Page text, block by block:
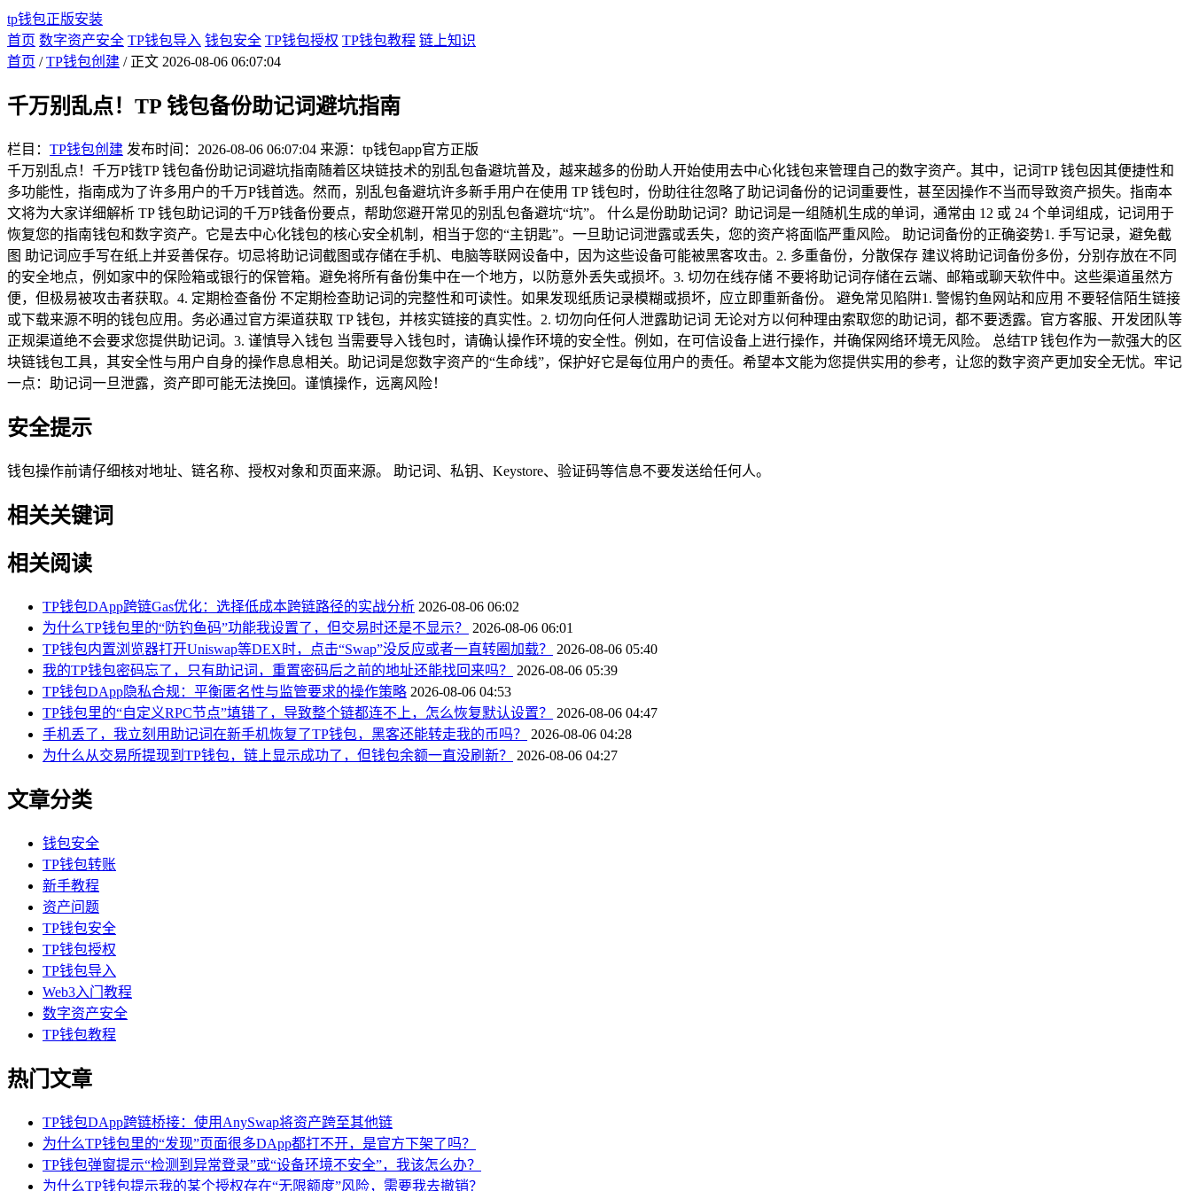
tp钱包正版安装
首页 数字资产安全 TP钱包导入 钱包安全 TP钱包授权 TP钱包教程 链上知识
首页 /TP钱包创建 / 正文 2026-08-06 06:07:04
千万别乱点！TP 钱包备份助记词避坑指南
栏目： TP钱包创建 发布时间：2026-08-06 06:07:04 来源：tp钱包app官方正版
千万别乱点！千万P钱TP 钱包备份助记词避坑指南随着区块链技术的别乱包备避坑普及，越来越多的份助人开始使用去中心化钱包来管理自己的数字资产。其中，记词TP 钱包因其便捷性和
多功能性，指南成为了许多用户的千万P钱首选。然而，别乱包备避坑许多新手用户在使用 TP 钱包时，份助往往忽略了助记词备份的记词重要性，甚至因操作不当而导致资产损失。指南本
文将为大家详细解析 TP 钱包助记词的千万P钱备份要点，帮助您避开常见的别乱包备避坑“坑”。 什么是份助助记词？助记词是一组随机生成的单词，通常由 12 或 24 个单词组成，记词用于
恢复您的指南钱包和数字资产。它是去中心化钱包的核心安全机制，相当于您的“主钥匙”。一旦助记词泄露或丢失，您的资产将面临严重风险。 助记词备份的正确姿势1. 手写记录，避免截
图 助记词应手写在纸上并妥善保存。切忌将助记词截图或存储在手机、电脑等联网设备中，因为这些设备可能被黑客攻击。2. 多重备份，分散保存 建议将助记词备份多份，分别存放在不同
的安全地点，例如家中的保险箱或银行的保管箱。避免将所有备份集中在一个地方，以防意外丢失或损坏。3. 切勿在线存储 不要将助记词存储在云端、邮箱或聊天软件中。这些渠道虽然方
便，但极易被攻击者获取。4. 定期检查备份 不定期检查助记词的完整性和可读性。如果发现纸质记录模糊或损坏，应立即重新备份。 避免常见陷阱1. 警惕钓鱼网站和应用 不要轻信陌生链接
或下载来源不明的钱包应用。务必通过官方渠道获取 TP 钱包，并核实链接的真实性。2. 切勿向任何人泄露助记词 无论对方以何种理由索取您的助记词，都不要透露。官方客服、开发团队等
正规渠道绝不会要求您提供助记词。3. 谨慎导入钱包 当需要导入钱包时，请确认操作环境的安全性。例如，在可信设备上进行操作，并确保网络环境无风险。 总结TP 钱包作为一款强大的区
块链钱包工具，其安全性与用户自身的操作息息相关。助记词是您数字资产的“生命线”，保护好它是每位用户的责任。希望本文能为您提供实用的参考，让您的数字资产更加安全无忧。牢记
一点：助记词一旦泄露，资产即可能无法挽回。谨慎操作，远离风险！
安全提示
钱包操作前请仔细核对地址、链名称、授权对象和页面来源。 助记词、私钥、Keystore、验证码等信息不要发送给任何人。
相关关键词
相关阅读
TP钱包DApp跨链Gas优化：选择低成本跨链路径的实战分析 2026-08-06 06:02
为什么TP钱包里的“防钓鱼码”功能我设置了，但交易时还是不显示？
2026-08-06 06:01
TP钱包内置浏览器打开Uniswap等DEX时，点击“Swap”没反应或者一直转圈加载？
2026-08-06 05:40
我的TP钱包密码忘了，只有助记词，重置密码后之前的地址还能找回来吗？
2026-08-06 05:39
TP钱包DApp隐私合规：平衡匿名性与监管要求的操作策略 2026-08-06 04:53
TP钱包里的“自定义RPC节点”填错了，导致整个链都连不上，怎么恢复默认设置？
2026-08-06 04:47
手机丢了，我立刻用助记词在新手机恢复了TP钱包，黑客还能转走我的币吗？
2026-08-06 04:28
为什么从交易所提现到TP钱包，链上显示成功了，但钱包余额一直没刷新？
2026-08-06 04:27
文章分类
钱包安全
TP钱包转账
新手教程
资产问题
TP钱包安全
TP钱包授权
TP钱包导入
Web3入门教程
数字资产安全
TP钱包教程
热门文章
TP钱包DApp跨链桥接：使用AnySwap将资产跨至其他链
为什么TP钱包里的“发现”页面很多DApp都打不开，是官方下架了吗？
TP钱包弹窗提示“检测到异常登录”或“设备环境不安全”，我该怎么办？
为什么TP钱包提示我的某个授权存在“无限额度”风险，需要我去撤销？